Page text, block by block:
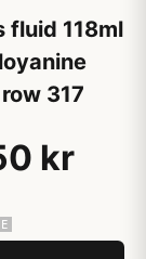
fluid 118ml
317
kr